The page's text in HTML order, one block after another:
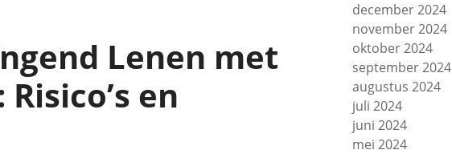
Lenen met
en
december 2024
november 2024
oktober 2024
september 2024
augustus 2024
juli 2024
juni 2024
mei 2024